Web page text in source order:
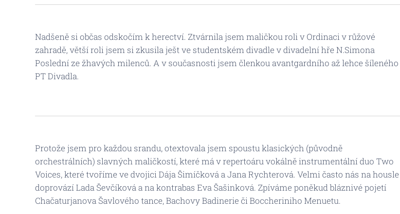
Nadšeně si občas odskočím k herectví. Ztvárnila jsem maličkou roli v Ordinaci v růžové
zahradě, větší roli jsem si zkusila ješt ve studentském divadle v divadelní hře N.Simona
Poslední ze žhavých milenců. A v současnosti jsem členkou avantgardního až lehce šíleného
PT Divadla.
Protože jsem pro každou srandu, otextovala jsem spoustu klasických (původně
orchestrálních) slavných maličkostí, které má v repertoáru vokálně instrumentální duo Two
Voices, které tvoříme ve dvojici Dája Šimíčková a Jana Rychterová. Velmi často nás na housle
doprovází Lada Ševčíková a na kontrabas Eva Šašinková. Zpíváme poněkud bláznivé pojetí
Chačaturjanova Šavlového tance, Bachovy Badinerie či Boccheriniho Menuetu.